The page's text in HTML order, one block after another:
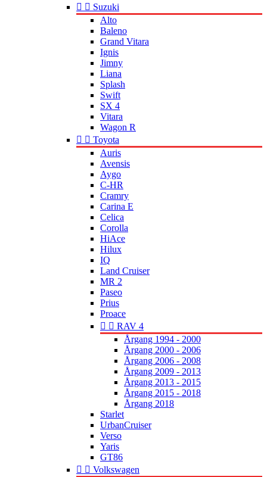
  Suzuki
Alto
Baleno
Grand Vitara
Ignis
Jimny
Liana
Splash
Swift
SX 4
Vitara
Wagon R
  Toyota
Auris
Avensis
Aygo
C-HR
Cramry
Carina E
Celica
Corolla
HiAce
Hilux
IQ
Land Cruiser
MR 2
Paseo
Prius
Proace
  RAV 4
Årgang 1994 - 2000
Årgang 2000 - 2006
Årgang 2006 - 2008
Årgang 2009 - 2013
Årgang 2013 - 2015
Årgang 2015 - 2018
Årgang 2018
Starlet
UrbanCruiser
Verso
Yaris
GT86
  Volkswagen